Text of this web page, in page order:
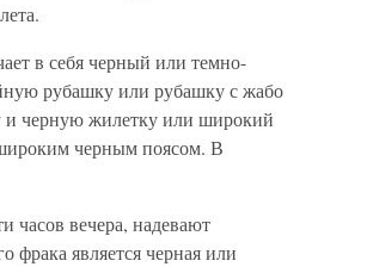
в себя черный или темно-
рубашку или рубашку с жабо
и черную жилетку или широкий
черным поясом. В
часов вечера, надевают
является черная или